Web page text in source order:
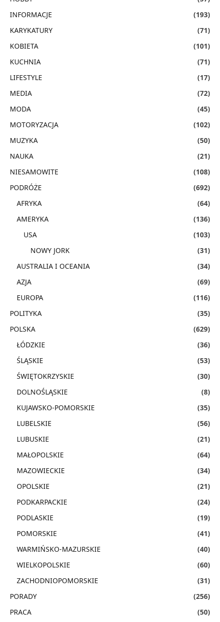
INFORMACJE
(193)
KARYKATURY
(71)
KOBIETA
(101)
KUCHNIA
(71)
LIFESTYLE
(17)
MEDIA
(72)
MODA
(45)
MOTORYZACJA
(102)
MUZYKA
(50)
NAUKA
(21)
NIESAMOWITE
(108)
PODRÓŻE
(692)
AFRYKA
(64)
AMERYKA
(136)
USA
(103)
NOWY JORK
(31)
AUSTRALIA I OCEANIA
(34)
AZJA
(69)
EUROPA
(116)
POLITYKA
(35)
POLSKA
(629)
ŁÓDZKIE
(36)
ŚLĄSKIE
(53)
ŚWIĘTOKRZYSKIE
(30)
DOLNOŚLĄSKIE
(8)
KUJAWSKO-POMORSKIE
(35)
LUBELSKIE
(56)
LUBUSKIE
(21)
MAŁOPOLSKIE
(64)
MAZOWIECKIE
(34)
OPOLSKIE
(21)
PODKARPACKIE
(24)
PODLASKIE
(19)
POMORSKIE
(41)
WARMIŃSKO-MAZURSKIE
(40)
WIELKOPOLSKIE
(60)
ZACHODNIOPOMORSKIE
(31)
PORADY
(256)
PRACA
(50)